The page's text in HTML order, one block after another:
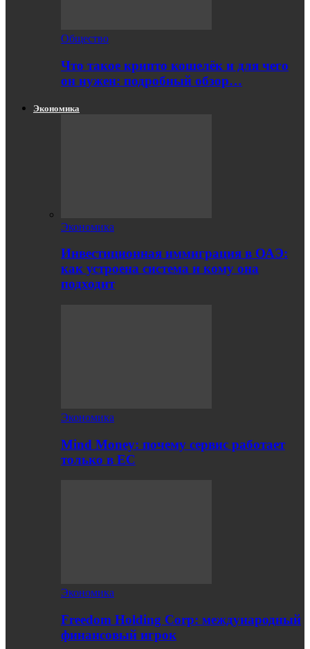
Общество
Что такое крипто кошелёк и для чего
он нужен: подробный обзор…
Экономика
Экономика
Инвестиционная иммиграция в ОАЭ:
как устроена система и кому она
подходит
Экономика
Mind Money: почему сервис работает
только в ЕС
Экономика
Freedom Holding Corp: международный
финансовый игрок